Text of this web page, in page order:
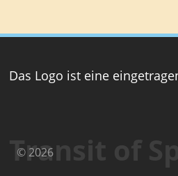
Das Logo ist eine
Transit of
© 2026